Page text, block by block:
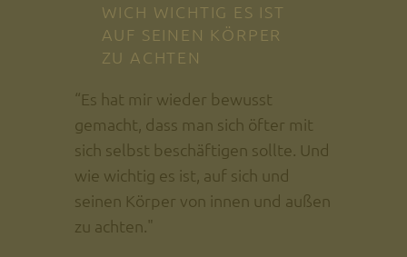
WICH WICHTIG ES IST
AUF SEINEN KÖRPER
ZU ACHTEN
“Es hat mir wieder bewusst
gemacht, dass man sich öfter mit
sich selbst beschäftigen sollte. Und
wie wichtig es ist, auf sich und
seinen Körper von innen und außen
zu achten."